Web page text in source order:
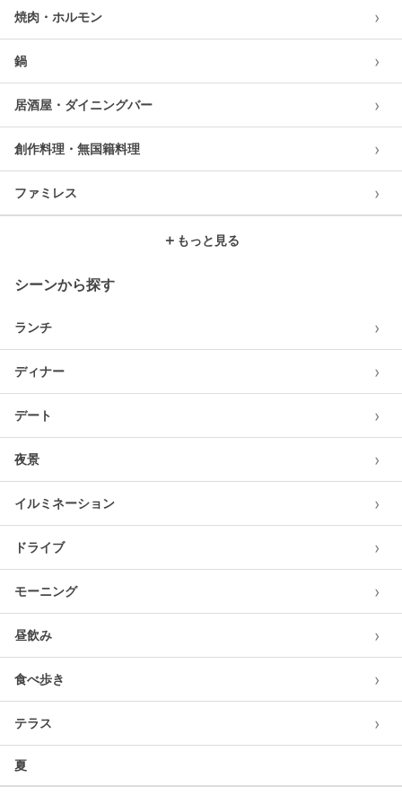
焼肉・ホルモン ›
鍋 ›
居酒屋・ダイニングバー ›
創作料理・無国籍料理 ›
ファミレス ›
＋ もっと見る
シーンから探す
ランチ ›
ディナー ›
デート ›
夜景 ›
イルミネーション ›
ドライブ ›
モーニング ›
昼飲み ›
食べ歩き ›
テラス ›
夏